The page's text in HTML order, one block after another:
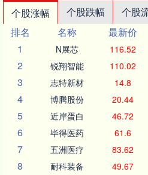
个股涨幅 个股跌幅 个股
排名
名称 最新价
1
N展芯 116.52
2 锐翔智能 110.02
3 志特新材 14.8
4 博腾股份 20.44
5 近岸蛋白 46.72
6 毕得医药 61.6
7 五洲医疗 83.62
8 耐科装备 49.67